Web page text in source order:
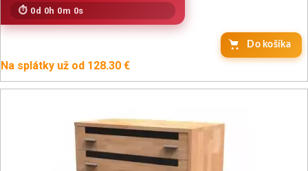
0d 0h 0m 0s
Na splátky už od 128.30 €